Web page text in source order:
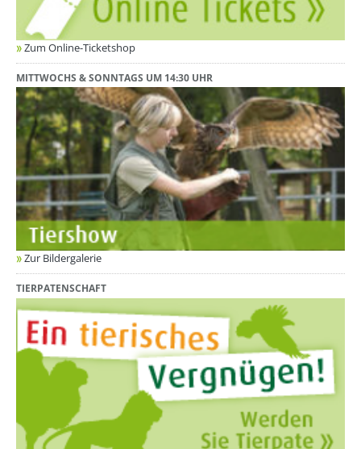
Zum Online-Ticketshop
MITTWOCHS & SONNTAGS UM 14:30 UHR
Zur Bildergalerie
TIERPATENSCHAFT